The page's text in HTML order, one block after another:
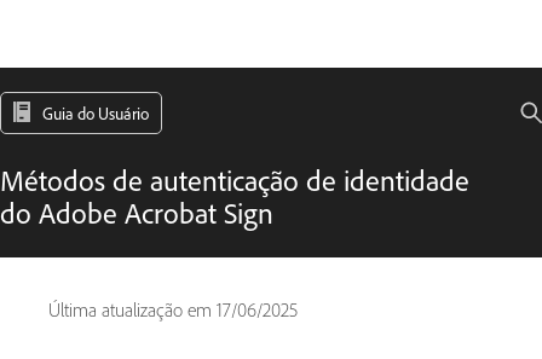
Guia do Usuário
Métodos de autenticação de identidade
do Adobe Acrobat Sign
Última atualização em 17/06/2025